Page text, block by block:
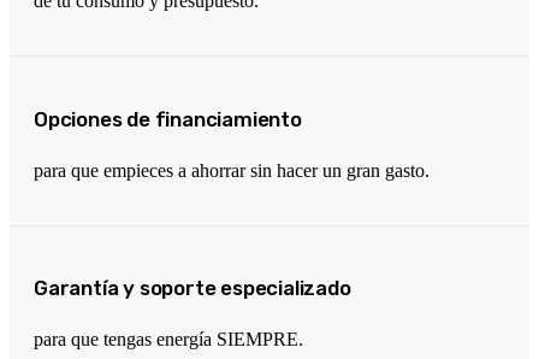
Opciones de financiamiento
para que empieces a ahorrar sin hacer un gran gasto.
Garantía y soporte especializado
para que tengas energía SIEMPRE.